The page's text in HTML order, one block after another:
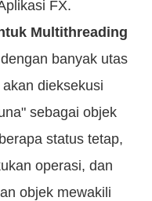
FX.
Multithreading
banyak utas
dieksekusi
sebagai objek
status tetap,
operasi, dan
objek mewakili